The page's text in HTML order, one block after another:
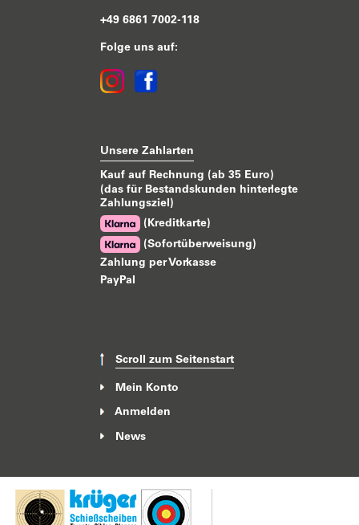
+49 6861 7002-118
Folge uns auf:
Unsere Zahlarten
Kauf auf Rechnung (ab 35 Euro)
(das für Bestandskunden hinterlegte
Zahlungsziel)
(Kreditkarte)
(Sofortüberweisung)
Zahlung per Vorkasse
PayPal
Scroll zum Seitenstart
Mein Konto
Anmelden
News